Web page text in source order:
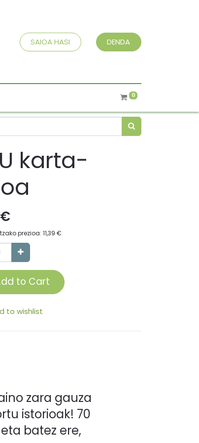
SAIOA HASI DENDA
0
karta-
€
prezioa: 11,39 €
to Cart
to wishlist
zara gauza
istorioak! 70
batez ere,